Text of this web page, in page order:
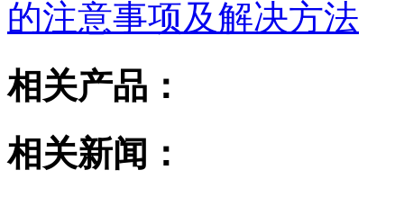
的注意事项及解决方法
相关产品：
相关新闻：